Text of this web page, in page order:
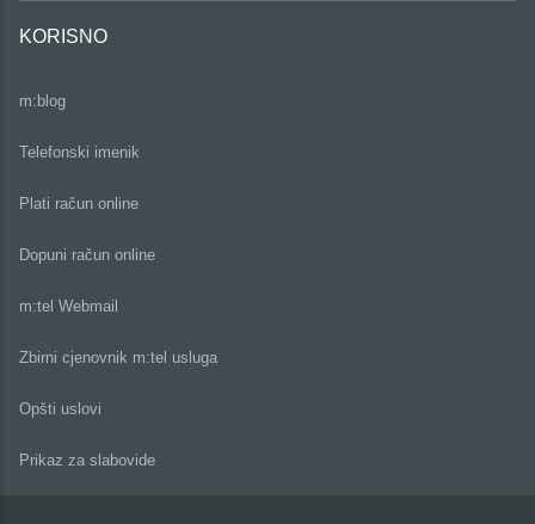
KORISNO
m:blog
Telefonski imenik
Plati račun online
Dopuni račun online
m:tel Webmail
Zbirni cjenovnik m:tel usluga
Opšti uslovi
Prikaz za slabovide